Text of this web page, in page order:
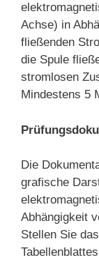
Achse) in
fließenden
die Spule
stromlosen
Mindestens 5
Die
grafische
Abhängigkeit
Stellen Sie